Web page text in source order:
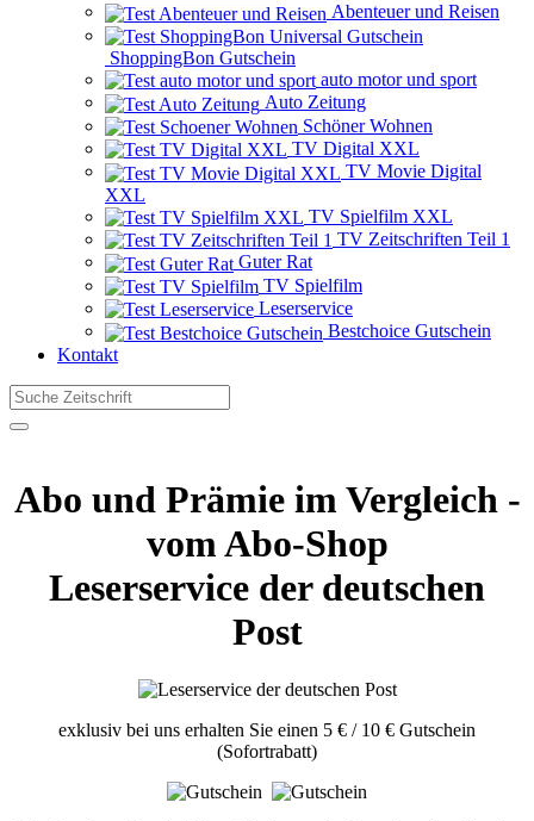
Abenteuer und Reisen
ShoppingBon Gutschein
auto motor und sport
Auto Zeitung
Schöner Wohnen
TV Digital XXL
TV Movie Digital
XXL
TV Spielfilm XXL
TV Zeitschriften Teil 1
Guter Rat
TV Spielfilm
Leserservice
Bestchoice Gutschein
Kontakt
Abo und Prämie im Vergleich -
vom Abo-Shop
Leserservice der deutschen
Post
exklusiv bei uns erhalten Sie einen 5 € / 10 € Gutschein
(Sofortrabatt)